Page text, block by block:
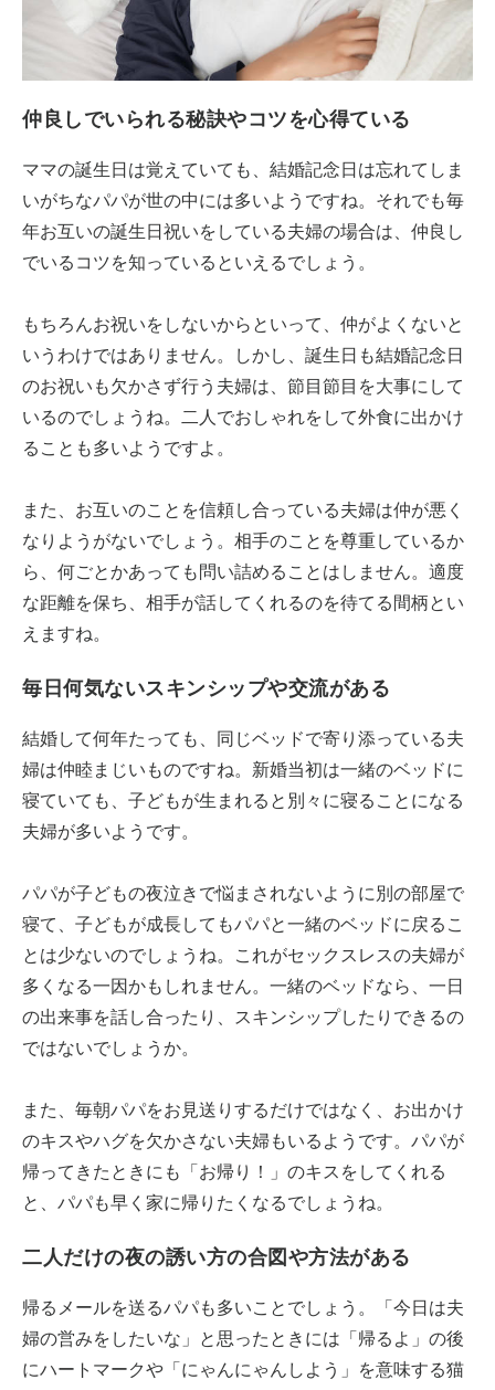
仲良しでいられる秘訣やコツを心得ている
ママの誕生日は覚えていても、結婚記念日は忘れてしま
いがちなパパが世の中には多いようですね。それでも毎
年お互いの誕生日祝いをしている夫婦の場合は、仲良し
でいるコツを知っているといえるでしょう。
もちろんお祝いをしないからといって、仲がよくないと
いうわけではありません。しかし、誕生日も結婚記念日
のお祝いも欠かさず行う夫婦は、節目節目を大事にして
いるのでしょうね。二人でおしゃれをして外食に出かけ
ることも多いようですよ。
また、お互いのことを信頼し合っている夫婦は仲が悪く
なりようがないでしょう。相手のことを尊重しているか
ら、何ごとかあっても問い詰めることはしません。適度
な距離を保ち、相手が話してくれるのを待てる間柄とい
えますね。
毎日何気ないスキンシップや交流がある
結婚して何年たっても、同じベッドで寄り添っている夫
婦は仲睦まじいものですね。新婚当初は一緒のベッドに
寝ていても、子どもが生まれると別々に寝ることになる
夫婦が多いようです。
パパが子どもの夜泣きで悩まされないように別の部屋で
寝て、子どもが成長してもパパと一緒のベッドに戻るこ
とは少ないのでしょうね。これがセックスレスの夫婦が
多くなる一因かもしれません。一緒のベッドなら、一日
の出来事を話し合ったり、スキンシップしたりできるの
ではないでしょうか。
また、毎朝パパをお見送りするだけではなく、お出かけ
のキスやハグを欠かさない夫婦もいるようです。パパが
帰ってきたときにも「お帰り！」のキスをしてくれる
と、パパも早く家に帰りたくなるでしょうね。
二人だけの夜の誘い方の合図や方法がある
帰るメールを送るパパも多いことでしょう。「今日は夫
婦の営みをしたいな」と思ったときには「帰るよ」の後
にハートマークや「にゃんにゃんしよう」を意味する猫